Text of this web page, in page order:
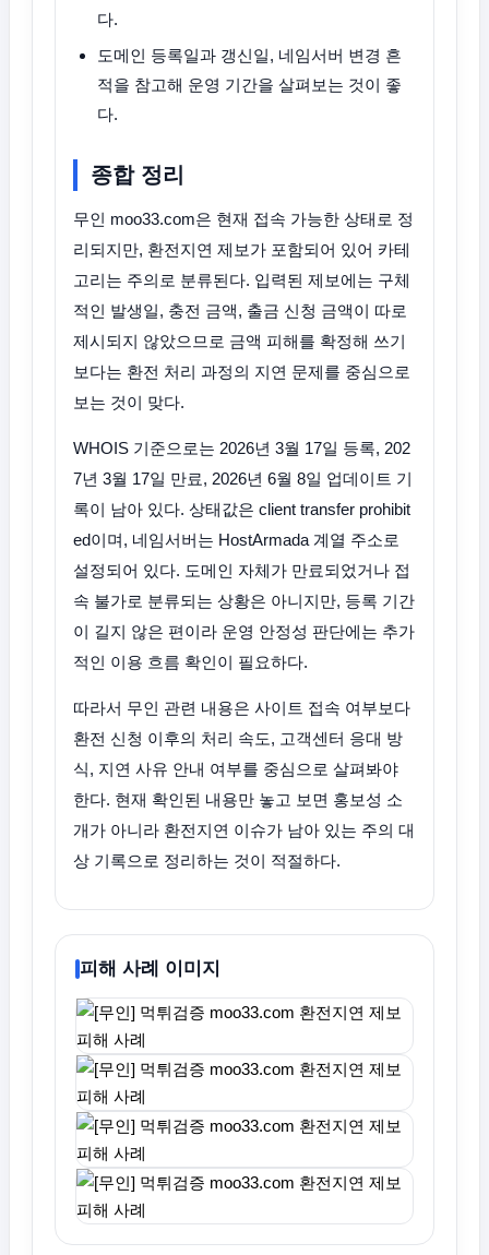
다.
도메인 등록일과 갱신일, 네임서버 변경 흔
적을 참고해 운영 기간을 살펴보는 것이 좋
다.
종합 정리
무인 moo33.com은 현재 접속 가능한 상태로 정
리되지만, 환전지연 제보가 포함되어 있어 카테
고리는 주의로 분류된다. 입력된 제보에는 구체
적인 발생일, 충전 금액, 출금 신청 금액이 따로
제시되지 않았으므로 금액 피해를 확정해 쓰기
보다는 환전 처리 과정의 지연 문제를 중심으로
보는 것이 맞다.
WHOIS 기준으로는 2026년 3월 17일 등록, 202
7년 3월 17일 만료, 2026년 6월 8일 업데이트 기
록이 남아 있다. 상태값은 client transfer prohibit
ed이며, 네임서버는 HostArmada 계열 주소로
설정되어 있다. 도메인 자체가 만료되었거나 접
속 불가로 분류되는 상황은 아니지만, 등록 기간
이 길지 않은 편이라 운영 안정성 판단에는 추가
적인 이용 흐름 확인이 필요하다.
따라서 무인 관련 내용은 사이트 접속 여부보다
환전 신청 이후의 처리 속도, 고객센터 응대 방
식, 지연 사유 안내 여부를 중심으로 살펴봐야
한다. 현재 확인된 내용만 놓고 보면 홍보성 소
개가 아니라 환전지연 이슈가 남아 있는 주의 대
상 기록으로 정리하는 것이 적절하다.
피해 사례 이미지